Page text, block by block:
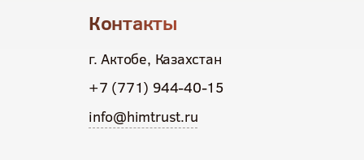
Контакты
г. Актобе, Казахстан
+7 (771) 944-40-15
info@himtrust.ru